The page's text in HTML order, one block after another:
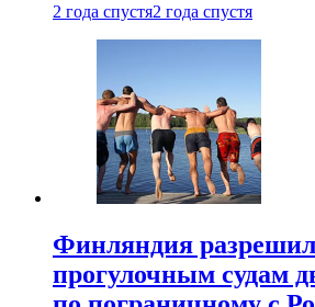
2 года спустя2 года спустя
Финляндия
прогулочным судам